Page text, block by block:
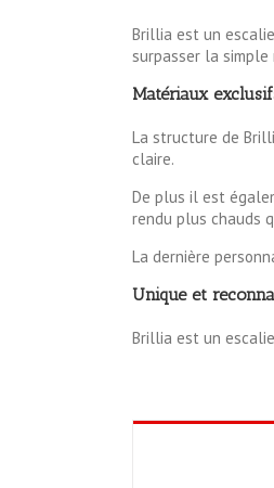
Brillia est un
surpasser la
Matériaux
La structure de
claire.
De plus il est
rendu plus chauds
La dernière
Unique et
Brillia est un